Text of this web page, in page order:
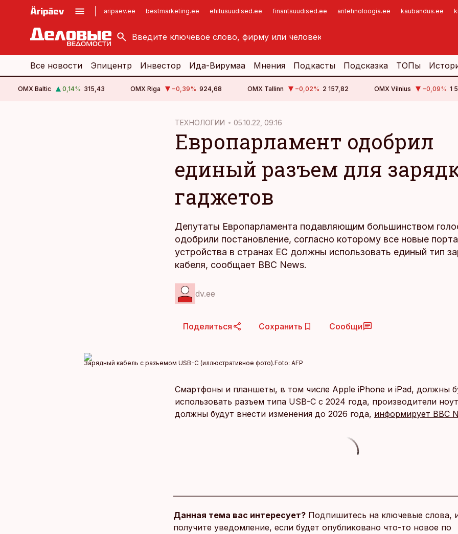
aripaev.ee bestmarketing.ee ehitusuudised.ee finantsuudised.ee aritehnoloogia.ee kaubandus.ee
kinnisvarauudised.ee
logistikauudised.ee
imelineajalugu.ee
Все новости Эпицентр Инвестор Ида-Вирумаа Мнения Подкасты Подсказка ТОПы
OMX Baltic 0,14% 315,43 OMX Riga −0,39% 924,68 OMX Tallinn −0,02% 2 157,82 OMX Vilnius −0,09% 1
ТЕХНОЛОГИИ 05.10.22, 09:16
Европарламент одобрил
единый разъем для
гаджетов
Депутаты Европарламента подавляющим большинством
одобрили постановление, согласно которому все новые
устройства в странах ЕС должны использовать единый тип
кабеля, сообщает BBC News.
dv.ee
Поделиться Сохранить Сообщи
Зарядный кабель с разъемом USB-C (иллюстративное фото).Foto: AFP
Смартфоны и планшеты, в том числе Apple iPhone и iPad, должны
использовать разъем типа USB-C с 2024 года, производители
должны будут внести изменения до 2026 года, информирует BBC
Данная тема вас интересует? Подпишитесь на ключевые слова,
получите уведомление, если будет опубликовано что-то новое по